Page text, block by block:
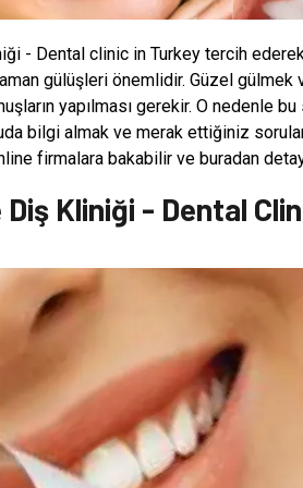
- Dental clinic in Turkey tercih
gülüşleri önemlidir. Güzel
yapılması gerekir. O nedenle
bilgi almak ve merak ettiğiniz
firmalara bakabilir ve buradan
Kliniği - Dental